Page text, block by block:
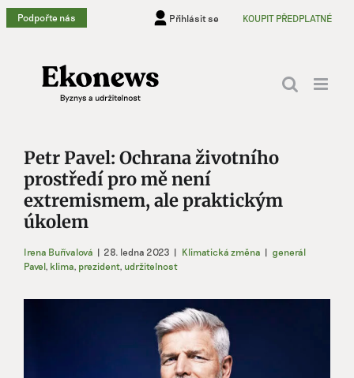
Přeskočit
na
Podpořte nás Přihlásit se KOUPIT PŘEDPLATNÉ
Petr Pavel: Ochrana životního
prostředí pro mě není
extremismem, ale praktickým
úkolem
Irena Buřívalová | 28. ledna 2023 | Klimatická změna | generál
Pavel, klima, prezident, udržitelnost